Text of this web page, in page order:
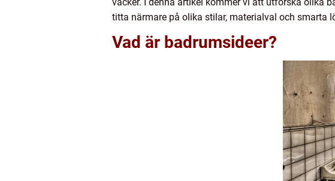
titta närmare på olika stilar, materialval och smarta
Vad är badrumsideer?